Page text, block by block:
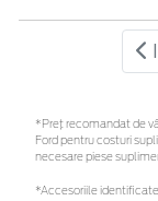
*Preţ recomandat de
Ford pentru costuri
necesare piese
*Accesoriile